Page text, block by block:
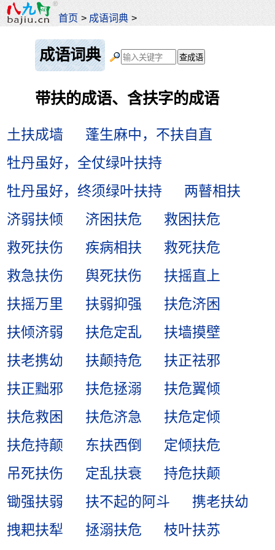
首页 > 成语词典 >
成语词典
带扶的成语、含扶字的成语
土扶成墙
蓬生麻中，不扶自直
牡丹虽好，全仗绿叶扶持
牡丹虽好，终须绿叶扶持
两瞽相扶
济弱扶倾
济困扶危
救困扶危
救死扶伤
疾病相扶
救死扶危
救急扶伤
舆死扶伤
扶摇直上
扶摇万里
扶弱抑强
扶危济困
扶倾济弱
扶危定乱
扶墙摸壁
扶老携幼
扶颠持危
扶正祛邪
扶正黜邪
扶危拯溺
扶危翼倾
扶危救困
扶危济急
扶危定倾
扶危持颠
东扶西倒
定倾扶危
吊死扶伤
定乱扶衰
持危扶颠
锄强扶弱
扶不起的阿斗
携老扶幼
拽耙扶犁
拯溺扶危
枝叶扶苏